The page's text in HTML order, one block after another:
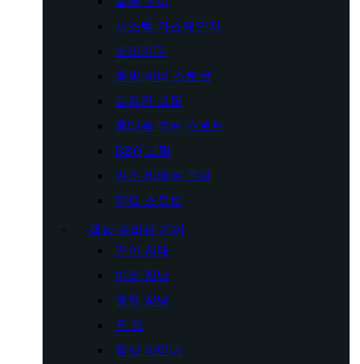
시스템 가스레인지
조리기구
캠핑 버너 스토브
프로판 그릴
휴대용 부탄 스토브
BBQ 그릴
가스 바베큐 그릴
텐트 스토브
캠핑 슬리핑 기어
간이 침대
미라 침낭
봉투 침낭
짚 요
침낭 라이너